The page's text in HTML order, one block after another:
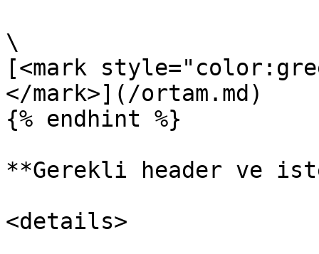
\
[<mark
</mark>](/ortam.md)
{% endhint %}
**Gerekli header ve
<details>